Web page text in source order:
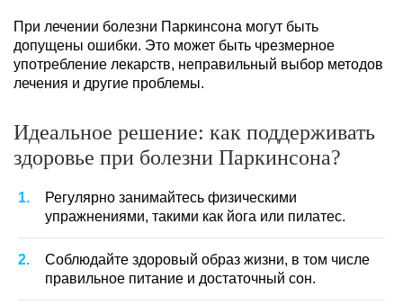
При лечении болезни Паркинсона могут быть
допущены ошибки. Это может быть чрезмерное
употребление лекарств, неправильный выбор методов
лечения и другие проблемы.
Идеальное решение: как поддерживать
здоровье при болезни Паркинсона?
Регулярно занимайтесь физическими
упражнениями, такими как йога или пилатес.
Соблюдайте здоровый образ жизни, в том числе
правильное питание и достаточный сон.